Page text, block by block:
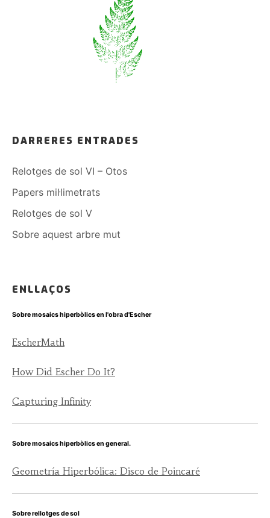
DARRERES ENTRADES
Relotges de sol VI – Otos
Papers mil·limetrats
Relotges de sol V
Sobre aquest arbre mut
ENLLAÇOS
Sobre mosaics hiperbòlics en l'obra d'Escher
EscherMath
How Did Escher Do It?
Capturing Infinity
Sobre mosaics hiperbòlics en general.
Geometría Hiperbólica: Disco de Poincaré
Sobre rellotges de sol